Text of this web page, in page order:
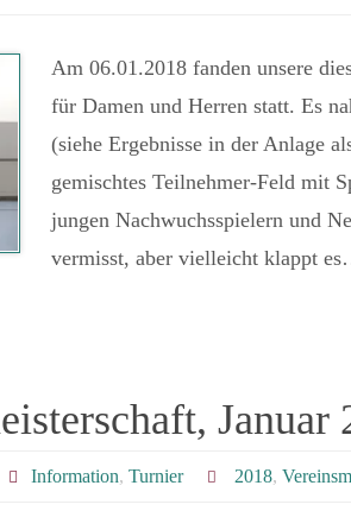
Am 06.01.2018 fanden unsere
für Damen und Herren statt. Es
(siehe Ergebnisse in der Anlage
gemischtes Teilnehmer-Feld mit
jungen Nachwuchsspielern und
vermisst, aber vielleicht klappt
Januar
Information,Turnier 2018,